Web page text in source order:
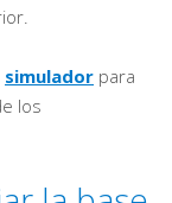
simulador para
los